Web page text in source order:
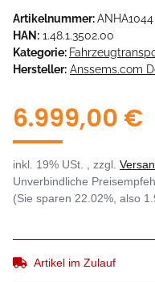
Artikelnummer:ANHA1044
HAN: 1.48.1.3502.00
Kategorie:
Hersteller: Anssems.com
6.999,00 €
inkl. 19% USt. , zzgl.
Unverbindliche
(Sie sparen 22.02% , also
Artikel im Zulauf